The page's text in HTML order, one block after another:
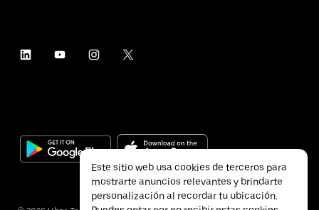
Este sitio web usa cookies de terceros para
mostrarte anuncios relevantes y brindarte
personalización al recordar tu ubicación.